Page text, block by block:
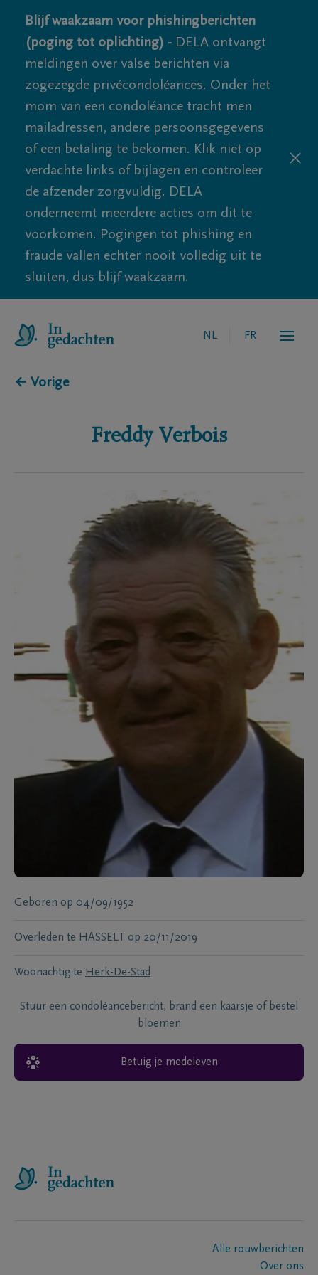
Blijf waakzaam voor phishingberichten
(poging tot oplichting) - DELA ontvangt
meldingen over valse berichten via
zogezegde privécondoléances. Onder het
mom van een condoléance tracht men
mailadressen, andere persoonsgegevens
of een betaling te bekomen. Klik niet op
verdachte links of bijlagen en controleer
de afzender zorgvuldig. DELA
onderneemt meerdere acties om dit te
voorkomen. Pogingen tot phishing en
fraude vallen echter nooit volledig uit te
sluiten, dus blijf waakzaam.
NL FR
← Vorige
Freddy Verbois
Geboren op 04/09/1952
Overleden te HASSELT op 20/11/2019
Woonachtig te Herk-De-Stad
Stuur een condoléancebericht, brand een kaarsje of bestel
bloemen
Betuig je medeleven
Alle rouwberichten
Over ons